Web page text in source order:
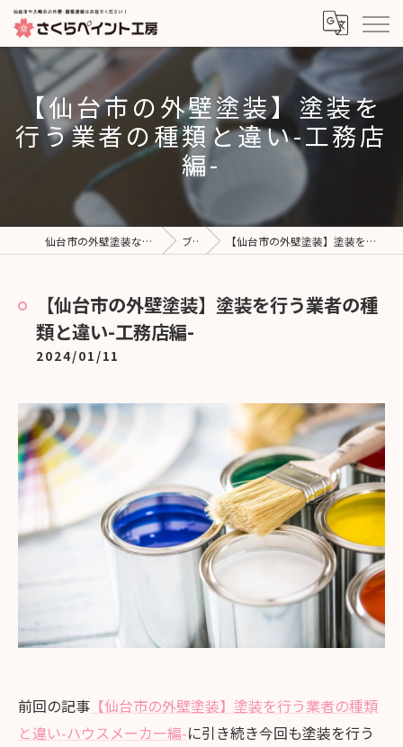
【仙台市の外壁塗装】塗装を
行う業者の種類と違い-工務店
編-
仙台市の外壁塗装ならさくらペイント工房 ブログ 【仙台市の外壁塗装】塗装を行う業者の種類と違い-工務店編-
【仙台市の外壁塗装】塗装を行う業者の種
類と違い-工務店編-
2024/01/11
前回の記事 【仙台市の外壁塗装】塗装を行う業者の種類
と違い-ハウスメーカー編-に引き続き今回も塗装を行う